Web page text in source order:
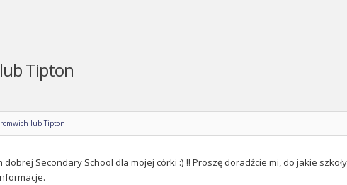
Tipton
lub Tipton
dobrej Secondary School dla mojej córki :) !! Proszę doradźcie mi, do jakie